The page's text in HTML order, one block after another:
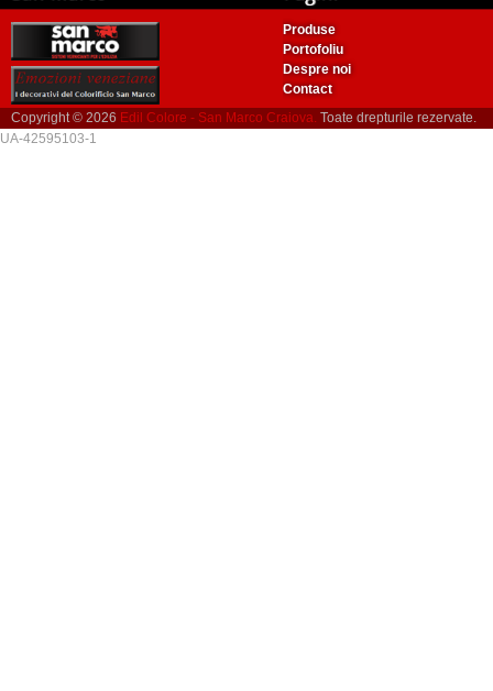
Produse
Portofoliu
Despre noi
Contact
Copyright © 2026 Edil Colore - San Marco Craiova. Toate drepturile rezervate.
UA-42595103-1